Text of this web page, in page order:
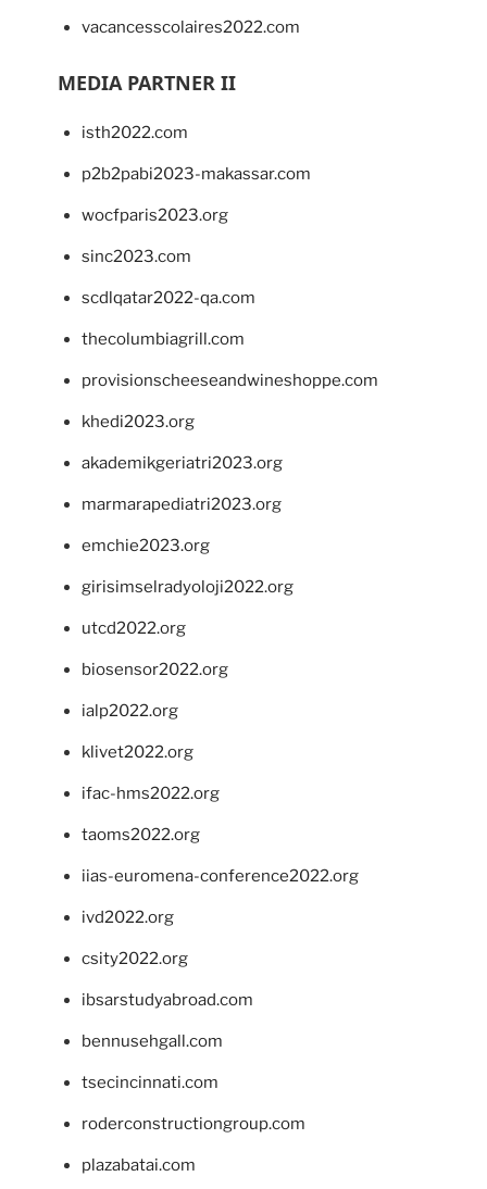
vacancesscolaires2022.com
MEDIA PARTNER II
isth2022.com
p2b2pabi2023-makassar.com
wocfparis2023.org
sinc2023.com
scdlqatar2022-qa.com
thecolumbiagrill.com
provisionscheeseandwineshoppe.com
khedi2023.org
akademikgeriatri2023.org
marmarapediatri2023.org
emchie2023.org
girisimselradyoloji2022.org
utcd2022.org
biosensor2022.org
ialp2022.org
klivet2022.org
ifac-hms2022.org
taoms2022.org
iias-euromena-conference2022.org
ivd2022.org
csity2022.org
ibsarstudyabroad.com
bennusehgall.com
tsecincinnati.com
roderconstructiongroup.com
plazabatai.com